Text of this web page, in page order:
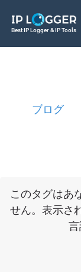
Best IP Logger & IP Tools
ブログ